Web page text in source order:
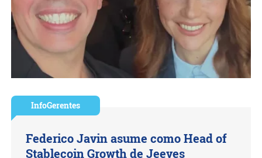
InfoGerentes
Federico Javin asume como Head of
Stablecoin Growth de Jeeves